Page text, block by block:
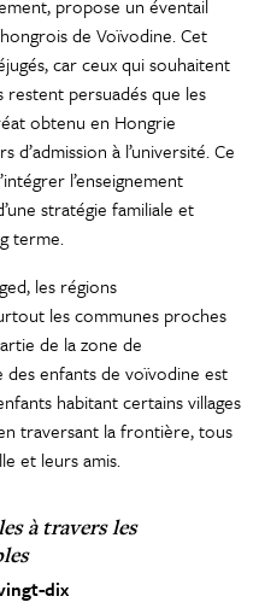
propose un éventail
de Voïvodine. Cet
car ceux qui souhaitent
persuadés que les
obtenu en Hongrie
à l’université. Ce
l’enseignement
stratégie familiale et
terme.
les régions
les communes proches
de la zone de
enfants de voïvodine est
habitant certains villages
traversant la frontière, tous
et leurs amis.
à travers les
dix